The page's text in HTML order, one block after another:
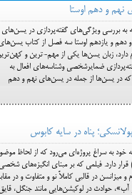
نهم و دهم اوستا
به بررسی ویژگی‌های گفته‌پردازی در یسن‌های
و دهم و یازدهم اوستا سه فصل از کتاب
زبان یسن‌ها یکی از مهم-ترین و
ضمایرشخصی وشناسه‌های افعال به
در یسن‌ها از جمله در یسن‌های نهم و دهم
(1965) دومین تجربه خود به سراغ پروژه‌ای می‌رود که از لحاظ
دارد. فیلمی که بر مبنای انگیزه‌های
میزانسن در قالبی کاملاً نو و متفاوت و در
آب»، حوادث در لوکیشن‌هایی مانند جنگل،